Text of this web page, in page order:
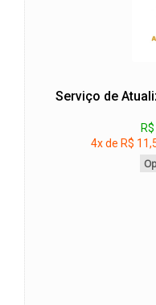
Serviço de
4x de R$